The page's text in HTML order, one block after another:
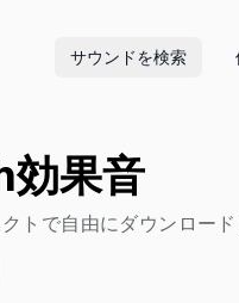
サウンドを検索
効果音
で自由にダウンロード